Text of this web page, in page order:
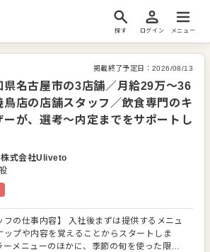
探す ログイン メニュー
掲載終了予定日： 2026/08/13
県名古屋市の3店舗／月給29万～36
鳥店の店舗スタッフ／飲食専門のキ
ーが、選考～内定までをサポートし
株式会社Uliveto
フの仕事内容】 入社後まずは提供するメニュ
ップや内容を覚えることからスタートしま
ーメニューのほかに、季節の旬を使った限定